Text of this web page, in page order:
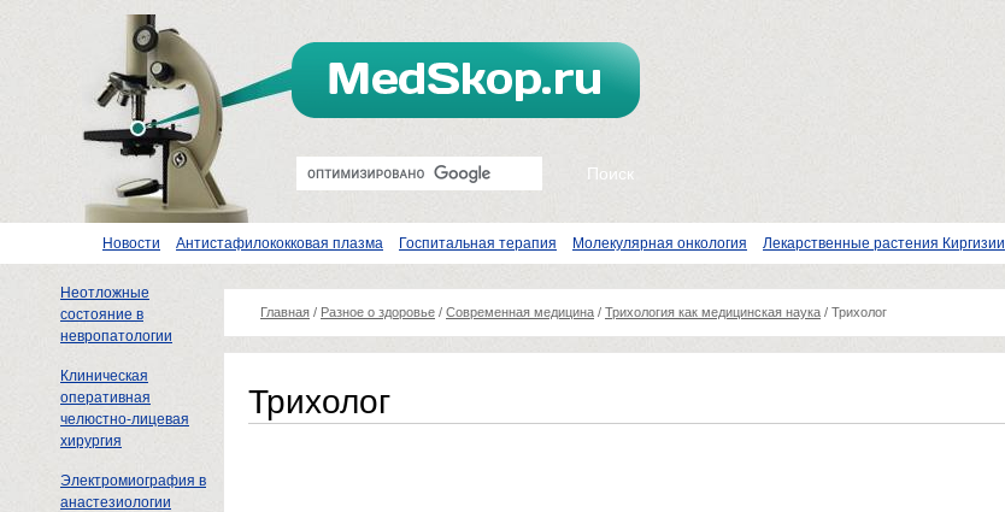
Новости Антистафилококковая плазма Госпитальная терапия Молекулярная онкология Лекарственные растения Киргизии
Неотложные
состояние в
невропатологии
Клиническая
оперативная
челюстно-лицевая
хирургия
Электромиография в
анастезиологии
Главная / Разное о здоровье / Современная медицина / Трихология как медицинская наука / Трихолог
Трихолог